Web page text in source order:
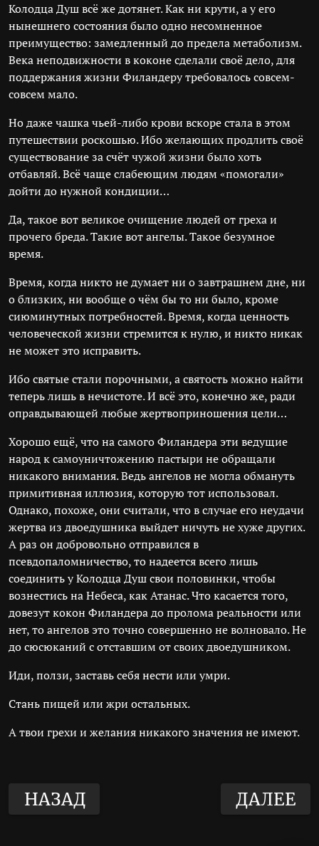
Колодца Душ всё же дотянет. Как ни крути, а у его
нынешнего состояния было одно несомненное
преимущество: замедленный до предела метаболизм.
Века неподвижности в коконе сделали своё дело, для
поддержания жизни Филандеру требовалось совсем-
совсем мало.
Но даже чашка чьей-либо крови вскоре стала в этом
путешествии роскошью. Ибо желающих продлить своё
существование за счёт чужой жизни было хоть
отбавляй. Всё чаще слабеющим людям «помогали»
дойти до нужной кондиции…
Да, такое вот великое очищение людей от греха и
прочего бреда. Такие вот ангелы. Такое безумное
время.
Время, когда никто не думает ни о завтрашнем дне, ни
о близких, ни вообще о чём бы то ни было, кроме
сиюминутных потребностей. Время, когда ценность
человеческой жизни стремится к нулю, и никто никак
не может это исправить.
Ибо святые стали порочными, а святость можно найти
теперь лишь в нечистоте. И всё это, конечно же, ради
оправдывающей любые жертвоприношения цели…
Хорошо ещё, что на самого Филандера эти ведущие
народ к самоуничтожению пастыри не обращали
никакого внимания. Ведь ангелов не могла обмануть
примитивная иллюзия, которую тот использовал.
Однако, похоже, они считали, что в случае его неудачи
жертва из двоедушника выйдет ничуть не хуже других.
А раз он добровольно отправился в
псевдопаломничество, то надеется всего лишь
соединить у Колодца Душ свои половинки, чтобы
вознестись на Небеса, как Атанас. Что касается того,
довезут кокон Филандера до пролома реальности или
нет, то ангелов это точно совершенно не волновало. Не
до сюсюканий с отставшим от своих двоедушником.
Иди, ползи, заставь себя нести или умри.
Стань пищей или жри остальных.
А твои грехи и желания никакого значения не имеют.
НАЗАД ДАЛЕЕ